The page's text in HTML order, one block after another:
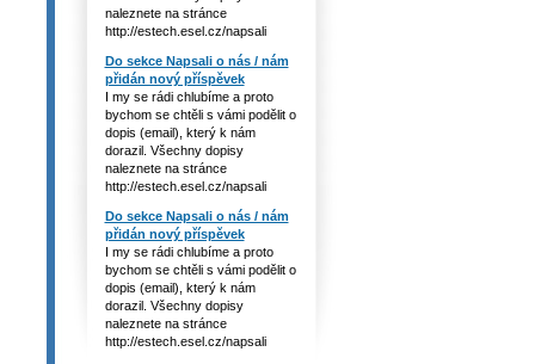
naleznete na stránce
http://estech.esel.cz/napsali
Do sekce Napsali o nás / nám
přidán nový příspěvek
I my se rádi chlubíme a proto
bychom se chtěli s vámi podělit o
dopis (email), který k nám
dorazil. Všechny dopisy
naleznete na stránce
http://estech.esel.cz/napsali
Do sekce Napsali o nás / nám
přidán nový příspěvek
I my se rádi chlubíme a proto
bychom se chtěli s vámi podělit o
dopis (email), který k nám
dorazil. Všechny dopisy
naleznete na stránce
http://estech.esel.cz/napsali